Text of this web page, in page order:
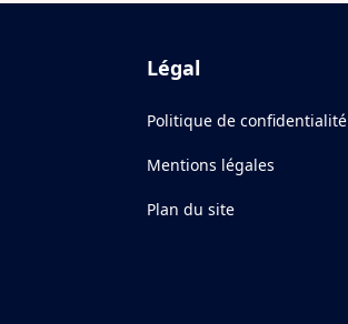
Légal
Politique de confidentialité
Mentions légales
Plan du site